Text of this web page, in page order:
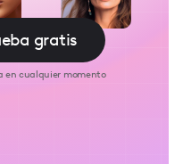
gratis
en cualquier momento